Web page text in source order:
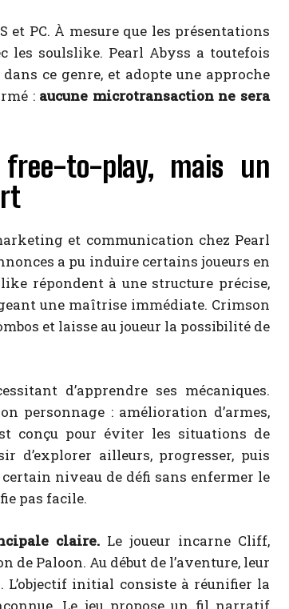
et PC. À mesure que les présentations
les soulslike. Pearl Abyss a toutefois
ce genre, et adopte une approche
: aucune microtransaction ne sera
to-play, mais un
et communication chez Pearl
a pu induire certains joueurs en
répondent à une structure précise,
une maîtrise immédiate. Crimson
et laisse au joueur la possibilité de
d’apprendre ses mécaniques.
personnage : amélioration d’armes,
conçu pour éviter les situations de
d’explorer ailleurs, progresser, puis
niveau de défi sans enfermer le
pas facile.
claire.Le joueur incarne Cliff,
de Paloon. Au début de l’aventure, leur
initial consiste à réunifier la